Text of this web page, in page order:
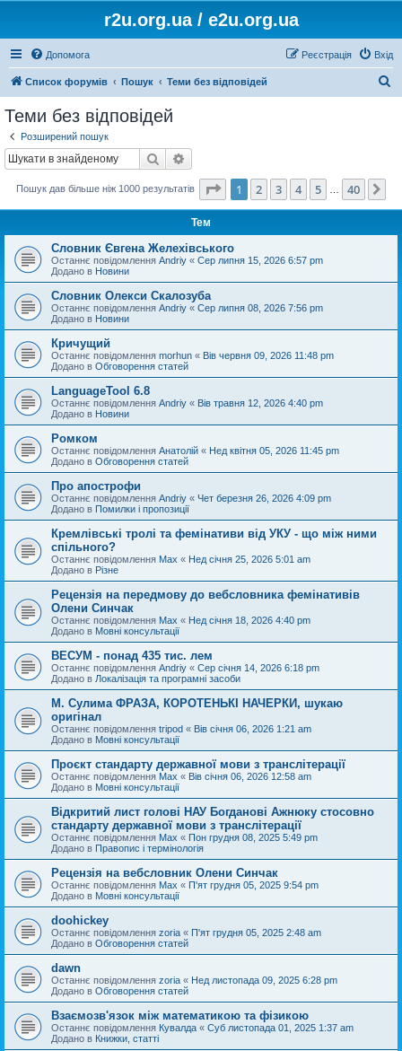
r2u.org.ua / e2u.org.ua
Допомога Вхід
Реєстрація
Список форумів Пошук Теми без відповідей
Теми без відповідей
Розширений пошук
Пошук
Пошук дав більше ніж 1000 результатів Сторінка 1 40
1 2 3 4 5 40
Тем
Словник Євгена Желехівського
Останнє повідомлення Andriy « Сер липня 15, 2026 6:57 pm
Додано в Новини
Словник Олекси Скалозуба
Останнє повідомлення Andriy « Сер липня 08, 2026 7:56 pm
Додано в Новини
Кричущий
Останнє повідомлення morhun « Вів червня 09, 2026 11:48 pm
Додано в Обговорення статей
LanguageTool 6.8
Останнє повідомлення Andriy « Вів травня 12, 2026 4:40 pm
Додано в Новини
Ромком
Останнє повідомлення Анатолій « Нед квітня 05, 2026 11:45 pm
Додано в Обговорення статей
Про апострофи
Останнє повідомлення Andriy « Чет березня 26, 2026 4:09 pm
Додано в Помилки і пропозиції
Кремлівські тролі та фемінативи від УКУ - що між ними
спільного?
Останнє повідомлення Max « Нед січня 25, 2026 5:01 am
Додано в Різне
Рецензія на передмову до вебсловника фемінативів
Олени Синчак
Останнє повідомлення Max « Нед січня 18, 2026 4:40 pm
Додано в Мовні консультації
ВЕСУМ - понад 435 тис. лем
Останнє повідомлення Andriy « Сер січня 14, 2026 6:18 pm
Додано в Локалізація та програмні засоби
М. Сулима ФРАЗА, КОРОТЕНЬКІ НАЧЕРКИ, шукаю
оригінал
Останнє повідомлення tripod « Вів січня 06, 2026 1:21 am
Додано в Мовні консультації
Проєкт стандарту державної мови з транслітерації
Останнє повідомлення Max « Вів січня 06, 2026 12:58 am
Додано в Мовні консультації
Відкритий лист голові НАУ Богданові Ажнюку стосовно
стандарту державної мови з транслітерації
Останнє повідомлення Max « Пон грудня 08, 2025 5:49 pm
Додано в Правопис і термінологія
Рецензія на вебсловник Олени Синчак
Останнє повідомлення Max « П'ят грудня 05, 2025 9:54 pm
Додано в Мовні консультації
doohickey
Останнє повідомлення zoria « П'ят грудня 05, 2025 2:48 am
Додано в Обговорення статей
dawn
Останнє повідомлення zoria « Нед листопада 09, 2025 6:28 pm
Додано в Обговорення статей
Взаємозв'язок між математикою та фізикою
Останнє повідомлення Кувалда « Суб листопада 01, 2025 1:37 am
Додано в Книжки, статті